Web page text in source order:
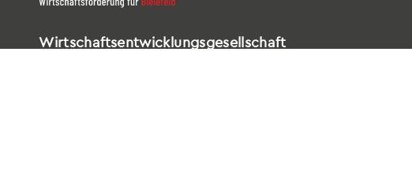
Wirtschaftsentwicklungsgesellschaft